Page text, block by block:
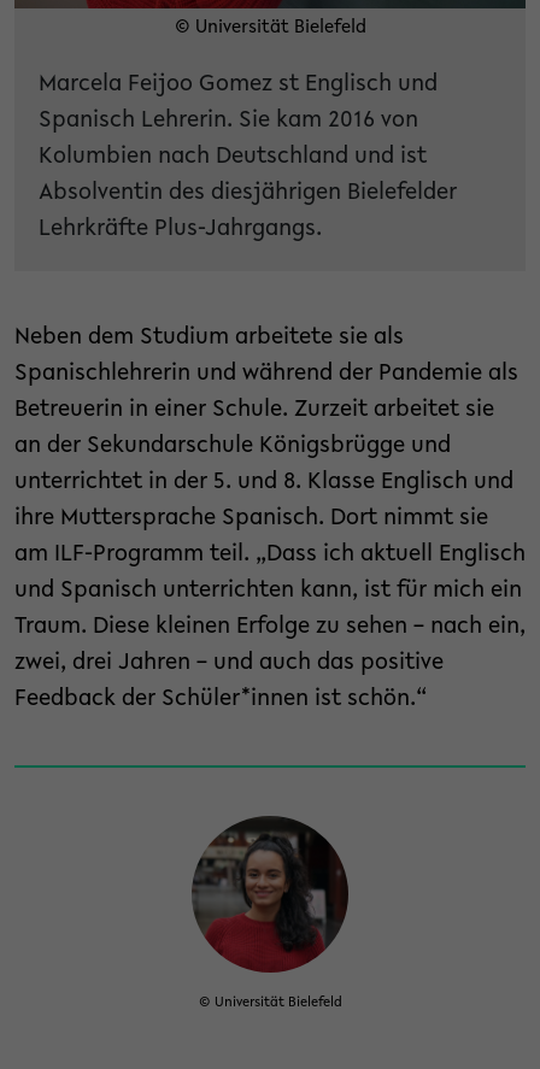
© Universität Bielefeld
Marcela Feijoo Gomez st Englisch und
Spanisch Lehrerin. Sie kam 2016 von
Kolumbien nach Deutschland und ist
Absolventin des diesjährigen Bielefelder
Lehrkräfte Plus-Jahrgangs.
Neben dem Studium arbeitete sie als
Spanischlehrerin und während der Pandemie als
Betreuerin in einer Schule. Zurzeit arbeitet sie
an der Sekundarschule Königsbrügge und
unterrichtet in der 5. und 8. Klasse Englisch und
ihre Muttersprache Spanisch. Dort nimmt sie
am ILF-Programm teil. „Dass ich aktuell Englisch
und Spanisch unterrichten kann, ist für mich ein
Traum. Diese kleinen Erfolge zu sehen – nach ein,
zwei, drei Jahren – und auch das positive
Feedback der Schüler*innen ist schön.“
© Universität Bielefeld